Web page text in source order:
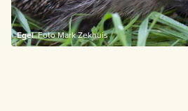
EgelFoto Mark Zekhuis